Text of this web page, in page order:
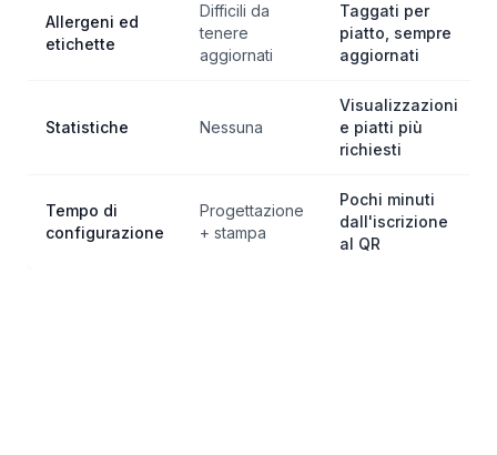
Allergeni ed
etichette
Difficili da
tenere
aggiornati
Taggati per
piatto, sempre
aggiornati
Statistiche Nessuna
Visualizzazioni
e piatti più
richiesti
Tempo di
configurazione
Progettazione
+ stampa
Pochi minuti
dall'iscrizione
al QR